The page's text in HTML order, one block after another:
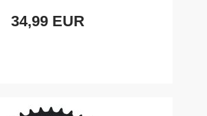
34,99 EUR